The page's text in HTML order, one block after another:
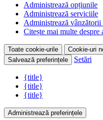
Administrează opțiunile
Administrează serviciile
Administrează
Citește mai multe despre
Toate cookie-urile Cookie-uri
Salvează preferințele
Setări
{title}
{title}
{title}
Administrează preferințele